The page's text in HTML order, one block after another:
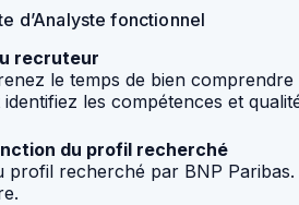
d’Analyste fonctionnel
recruteur
le temps de bien
identifiez les compétences et
du profil recherché
recherché par BNP